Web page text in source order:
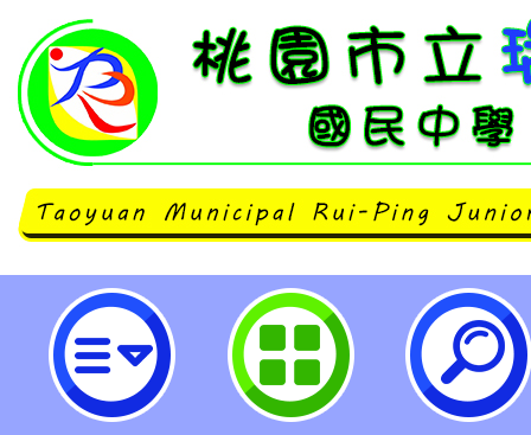
轉知新北市政府教育局與台積電合
111學年度高級中等學校「技職
升學及就業博覽會-桃園市立瑞坪